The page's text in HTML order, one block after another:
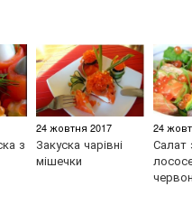
з
24 жовтня 2017
Закуска чарівні
мішечки
24
Салат